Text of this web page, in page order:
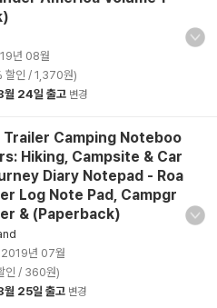
년 08월
할인 / 1,370원)
월 24일 출고 변경
Trailer Camping Noteboo
Hiking, Campsite & Car
Diary Notepad - Roa
Log Note Pad, Campgr
& (Paperback)
2019년 07월
인 / 360원)
월 25일 출고 변경